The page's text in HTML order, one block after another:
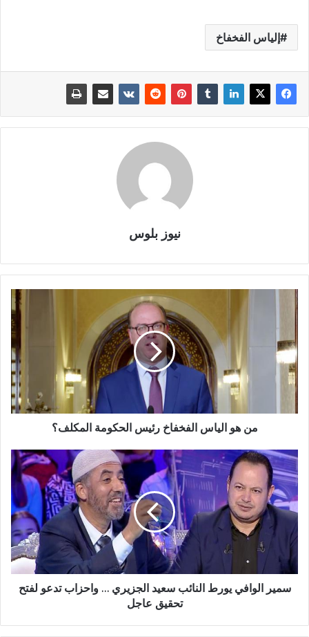
إلياس الفخفاخ
نيوز بلوس
من هو الياس الفخفاخ رئيس الحكومة المكلف؟
سمير الوافي يورط النائب سعيد الجزيري … واحزاب تدعو لفتح
تحقيق عاجل